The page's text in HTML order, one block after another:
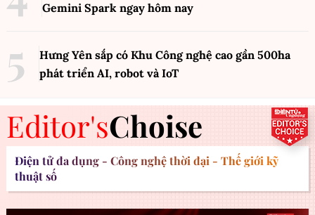
Gemini Spark ngay hôm nay
Hưng Yên sắp có Khu Công nghệ cao gần 500ha
phát triển AI, robot và IoT
Editor'sChoise
Điện tử đa dụng - Công nghệ thời đại - Thế giới kỹ
thuật số